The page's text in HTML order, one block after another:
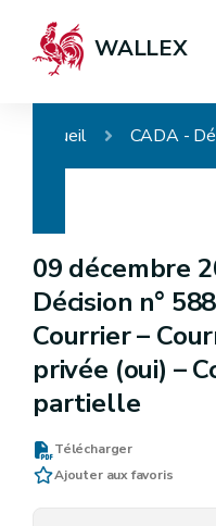
WALLEX
Accueil
09 décembre
Décision n°
Courrier –
privée (oui) –
partielle
Télécharger
Ajouter aux favoris